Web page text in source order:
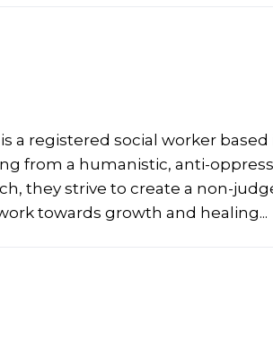
a registered social worker based
from a humanistic, anti-
they strive to create a non-
towards growth and healing...